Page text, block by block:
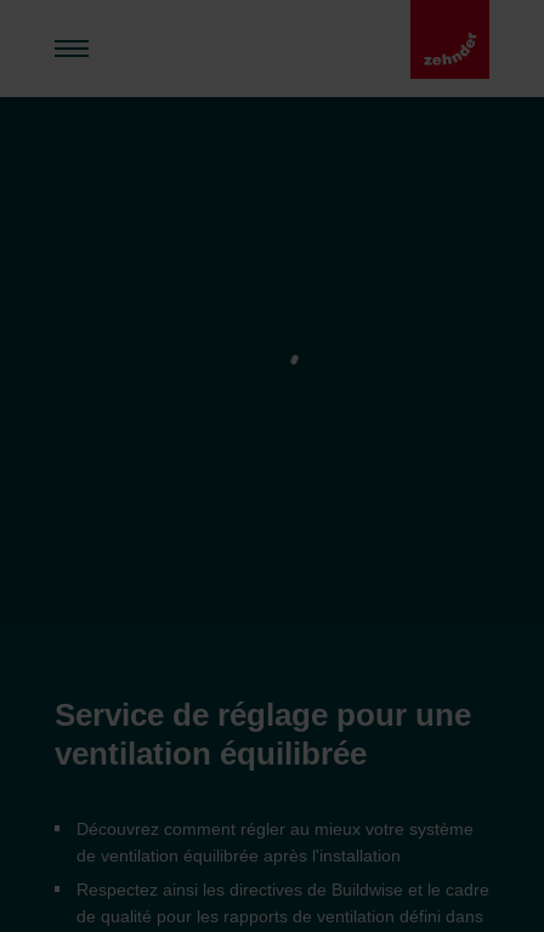
Service de réglage pour une
ventilation équilibrée
Découvrez comment régler au mieux votre système
de ventilation équilibrée après l'installation
Respectez ainsi les directives de Buildwise et le cadre
de qualité pour les rapports de ventilation défini dans